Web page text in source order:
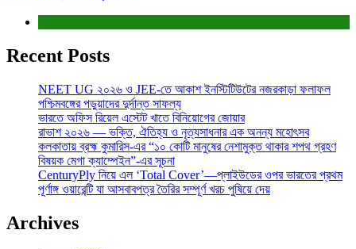
Recent Posts
NEET UG ২০২৬ ও JEE-তে আকাশ ইনস্টিটিউটের নজরকাড়া ফলাফল
পশ্চিমবঙ্গের পড়ুয়াদের দুর্দান্ত সাফল্য
ভারতে অফিস রিয়েল এস্টেট খাতে বিনিয়োগের জোয়ার
রাভাশ ২০২৬ — ভক্তি, ঐতিহ্য ও নৃত্যসাধনার এক অনন্য মহোৎসব
কলকাতায় ব্রহ্ম কুমারিস-এর “১০ কোটি মানুষের নেশামুক্ত থাকার শপথ গ্রহণ
বিষয়ক মেগা ক্যাম্পেইন”-এর সূচনা
CenturyPly নিয়ে এল ‘Total Cover’—প্লাইউডের ওপর ভারতের প্রথম
পূর্ণাঙ্গ ওয়ারেন্টি যা আসবাবপত্র তৈরির সম্পূর্ণ খরচ পুষিয়ে দেয়
Archives